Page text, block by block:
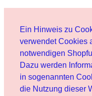
Ein Hinweis zu
verwendet Cookies
notwendigen
Dazu werden
in sogenannten
die Nutzung dieser
User